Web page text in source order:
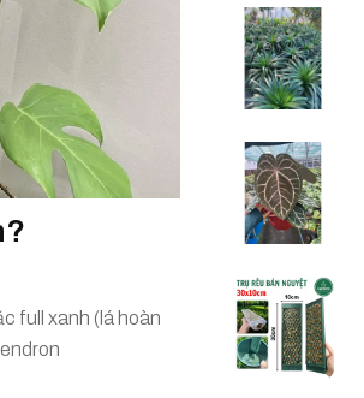
full xanh (lá hoàn